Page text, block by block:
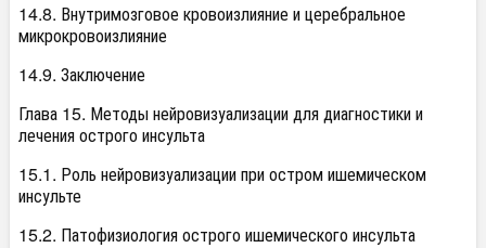
14.8. Внутримозговое кровоизлияние и церебральное
микрокровоизлияние
14.9. Заключение
Глава 15. Методы нейровизуализации для диагностики и
лечения острого инсульта
15.1. Роль нейровизуализации при остром ишемическом
инсульте
15.2. Патофизиология острого ишемического инсульта